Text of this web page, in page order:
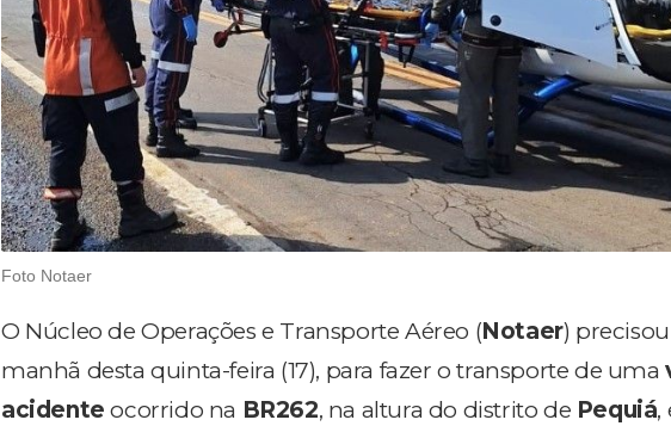
Foto Notaer
O Núcleo de Operações e Transporte Aéreo (Notaer)
manhã desta quinta-feira (17), para fazer o transporte de uma
acidente ocorrido na BR262, na altura do distrito de Pequiá,